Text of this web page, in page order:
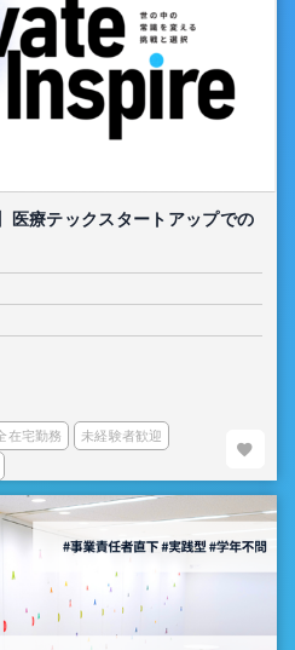
医療テックスタートアップでの
在宅勤務 未経験者歓迎